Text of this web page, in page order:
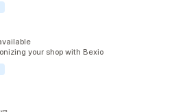
your shop with Bexio